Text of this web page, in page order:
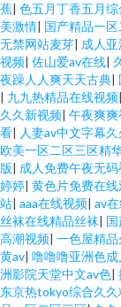
蕉| 色五月丁香五月
美激情| 国产精品一
无禁网站麦芽| 成人
视频| 佐山爱av在线|
夜躁人人爽天天古典|
| 九九热精品在线视频|
久久新视频| 午夜爽
看| 人妻av中文字幕久
欧美一区二区三区精
版| 成人免费午夜无
婷婷| 黄色片免费在
站| aaa在线视频| av
丝袜在线精品丝袜| 国
高潮视频| 一色屋精品
黄av| 噜噜噜亚洲色
洲影院天堂中文av色|
东京热tokyo综合久久